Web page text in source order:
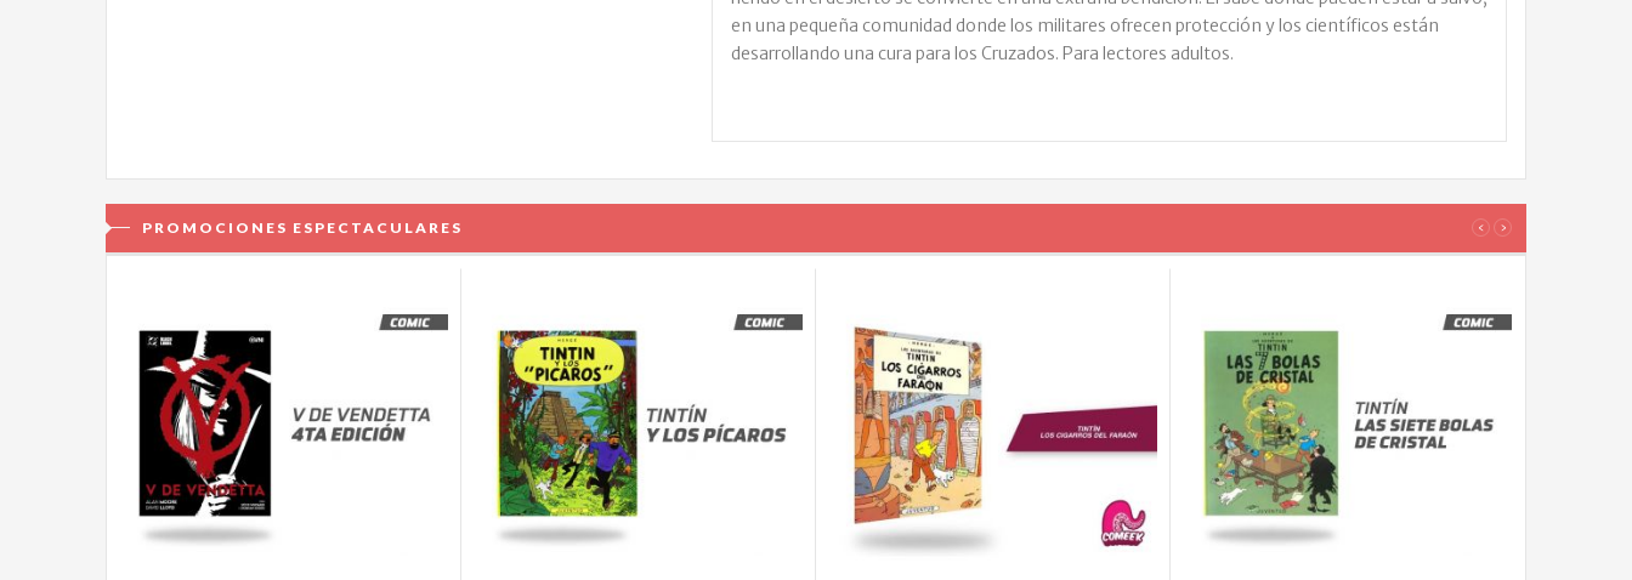
en una pequeña comunidad donde los militares ofrecen protección y los científicos están
desarrollando una cura para los Cruzados. Para lectores adultos.
PROMOCIONES ESPECTACULARES ‹ ›